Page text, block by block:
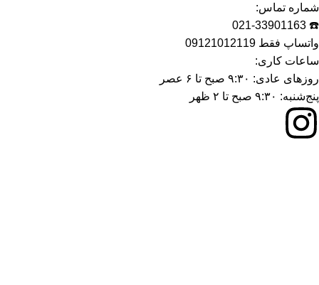
شماره تماس:
☎️ 021-33901163
واتساپ فقط 09121012119
ساعات کاری:
روزهای عادی: ۹:۳۰ صبح تا ۶ عصر
پنج‌شنبه: ۹:۳۰ صبح تا ۲ ظهر